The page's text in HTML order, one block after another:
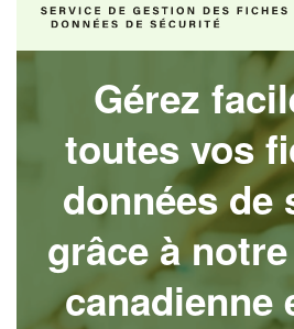
Gérez
toutes vos
données de
grâce à
canadienne